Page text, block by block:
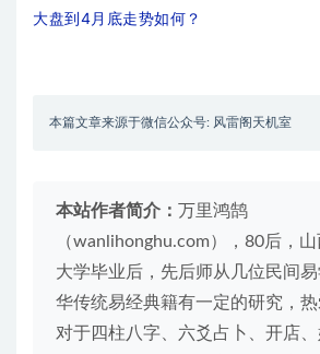
大盘到4月底走势如何？
本篇文章来源于微信公众号: 风雷阁天机室
本站作者简介： 万里鸿鹄
（wanlihonghu.com），80后，
大学毕业后，先后师从几位民间
华传统易经典籍有一定的研究，热
对于四柱八字、六爻占卜、开店